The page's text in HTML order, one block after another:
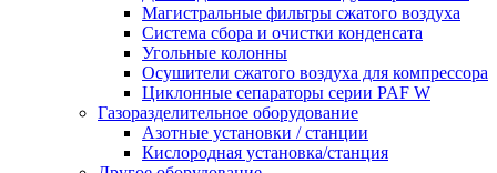
Магистральные фильтры сжатого воздуха
Система сбора и очистки конденсата
Угольные колонны
Осушители сжатого воздуха для компрессора
Циклонные сепараторы серии PAF W
Газоразделительное оборудование
Азотные установки / станции
Кислородная установка/станция